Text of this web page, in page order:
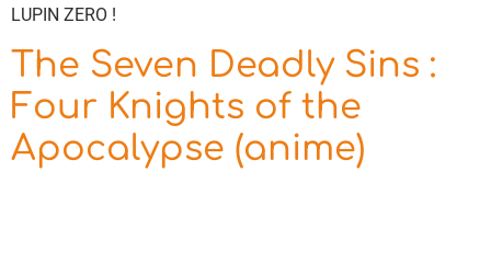
LUPIN ZERO !
The Seven Deadly Sins :
Four Knights of the
Apocalypse (anime)